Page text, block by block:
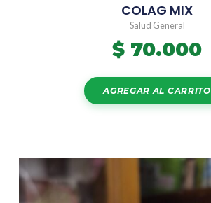
COLAG MIX
Salud General
$ 70.000
AGREGAR AL CARRITO